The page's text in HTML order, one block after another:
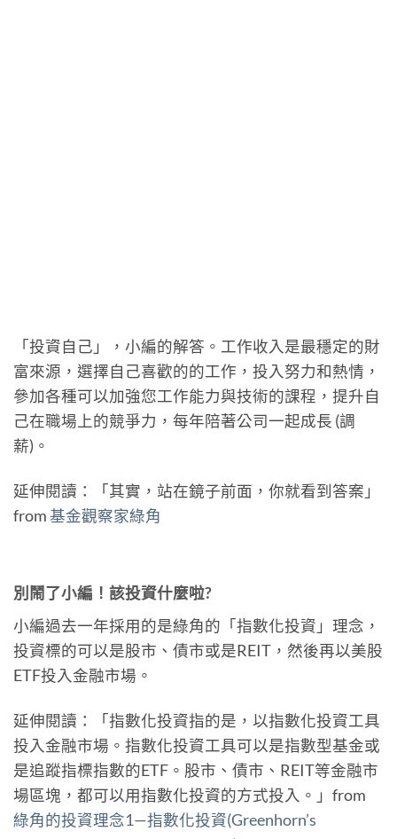
「投資自己」，小編的解答。工作收入是最穩定的財
富來源，選擇自己喜歡的的工作，投入努力和熱情，
參加各種可以加強您工作能力與技術的課程，提升自
己在職場上的競爭力，每年陪著公司一起成長 (調
薪)。
延伸閱讀：「其實，站在鏡子前面，你就看到答案」
from基金觀察家綠角
別鬧了小編！該投資什麼啦?
小編過去一年採用的是綠角的「指數化投資」理念，
投資標的可以是股市、債市或是REIT，然後再以美股
ETF投入金融市場。
延伸閱讀：「指數化投資指的是，以指數化投資工具
投入金融市場。指數化投資工具可以是指數型基金或
是追蹤指標指數的ETF。股市、債市、REIT等金融市
場區塊，都可以用指數化投資的方式投入。」from
綠角的投資理念1—指數化投資(Greenhorn’s